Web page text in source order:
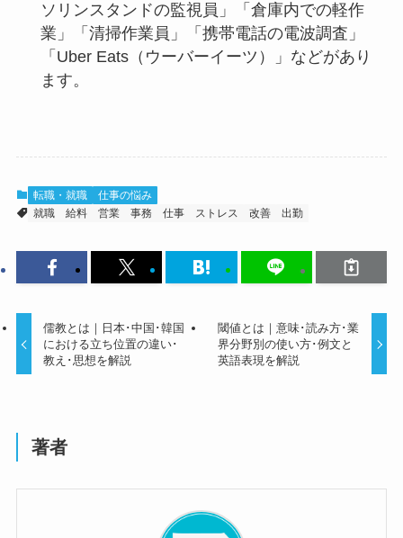
ソリンスタンドの監視員」「倉庫内での軽作
業」「清掃作業員」「携帯電話の電波調査」
「Uber Eats（ウーバーイーツ）」などがあり
ます。
転職・就職
仕事の悩み
就職
給料 営業 事務 仕事 ストレス 改善 出勤
儒教とは｜日本･中国･韓国
における立ち位置の違い･
教え･思想を解説
閾値とは｜意味･読み方･業
界分野別の使い方･例文と
英語表現を解説
著者